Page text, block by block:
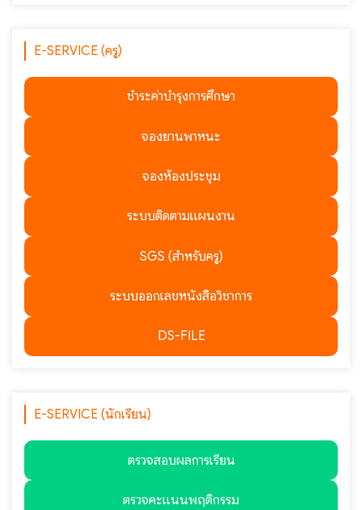
E-SERVICE (ครู)
ชำระค่าบำรุงการศึกษา
จองยานพาหนะ
จองห้องประชุม
ระบบติดตามแผนงาน
SGS (สำหรับครู)
ระบบออกเลขหนังสือวิชาการ
DS-FILE
E-SERVICE (นักเรียน)
ตรวจสอบผลการเรียน
ตรวจคะแนนพฤติกรรม